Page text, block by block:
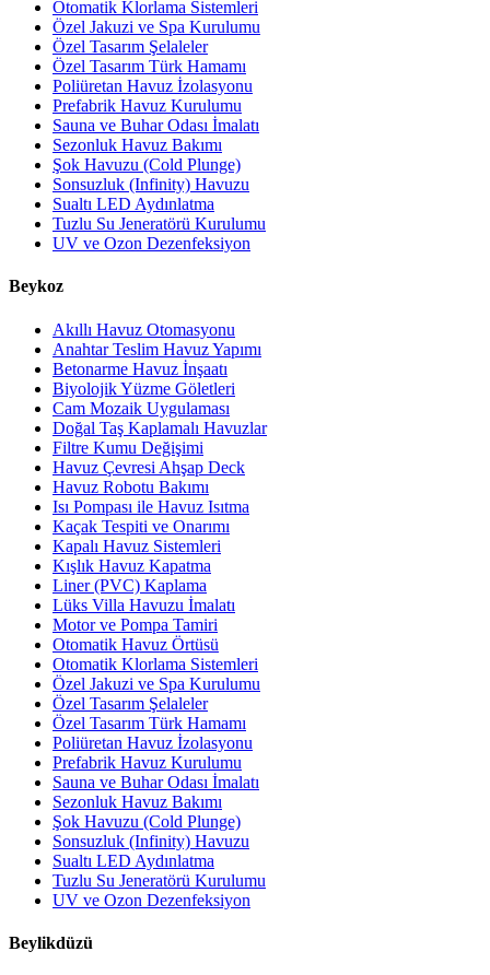
Otomatik Klorlama Sistemleri
Özel Jakuzi ve Spa Kurulumu
Özel Tasarım Şelaleler
Özel Tasarım Türk Hamamı
Poliüretan Havuz İzolasyonu
Prefabrik Havuz Kurulumu
Sauna ve Buhar Odası İmalatı
Sezonluk Havuz Bakımı
Şok Havuzu (Cold Plunge)
Sonsuzluk (Infinity) Havuzu
Sualtı LED Aydınlatma
Tuzlu Su Jeneratörü Kurulumu
UV ve Ozon Dezenfeksiyon
Beykoz
Akıllı Havuz Otomasyonu
Anahtar Teslim Havuz Yapımı
Betonarme Havuz İnşaatı
Biyolojik Yüzme Göletleri
Cam Mozaik Uygulaması
Doğal Taş Kaplamalı Havuzlar
Filtre Kumu Değişimi
Havuz Çevresi Ahşap Deck
Havuz Robotu Bakımı
Isı Pompası ile Havuz Isıtma
Kaçak Tespiti ve Onarımı
Kapalı Havuz Sistemleri
Kışlık Havuz Kapatma
Liner (PVC) Kaplama
Lüks Villa Havuzu İmalatı
Motor ve Pompa Tamiri
Otomatik Havuz Örtüsü
Otomatik Klorlama Sistemleri
Özel Jakuzi ve Spa Kurulumu
Özel Tasarım Şelaleler
Özel Tasarım Türk Hamamı
Poliüretan Havuz İzolasyonu
Prefabrik Havuz Kurulumu
Sauna ve Buhar Odası İmalatı
Sezonluk Havuz Bakımı
Şok Havuzu (Cold Plunge)
Sonsuzluk (Infinity) Havuzu
Sualtı LED Aydınlatma
Tuzlu Su Jeneratörü Kurulumu
UV ve Ozon Dezenfeksiyon
Beylikdüzü